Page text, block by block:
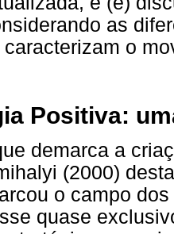
as
o
Positiva:
demarca a
(2000)
o campo
quase